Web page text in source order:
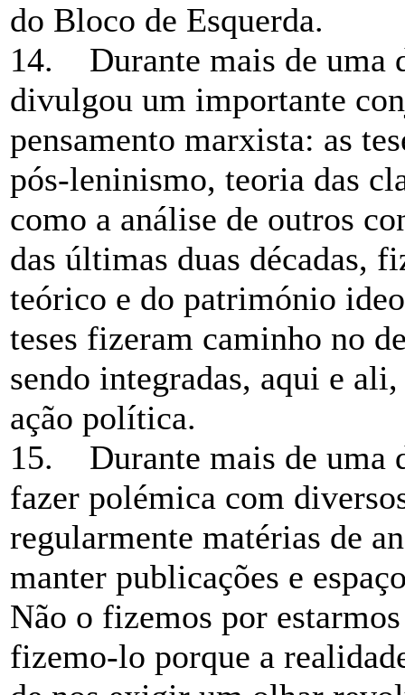
do Bloco de Esquerda.
14. Durante mais de uma
divulgou um importante
pensamento marxista: as
pós-leninismo, teoria das
como a análise de outros
das últimas duas décadas,
teórico e do património
teses fizeram caminho no
sendo integradas, aqui e
ação política.
15. Durante mais de uma
fazer polémica com
regularmente matérias de
manter publicações e
Não o fizemos por
fizemo-lo porque a